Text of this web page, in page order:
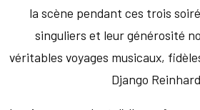
la scène pendant ces trois
singuliers et leur générosité
véritables voyages musicaux,
Django